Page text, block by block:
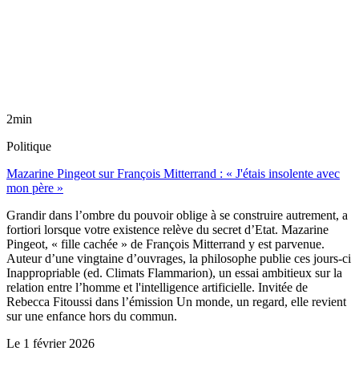
2min
Politique
Mazarine Pingeot sur François Mitterrand : « J'étais insolente avec
mon père »
Grandir dans l’ombre du pouvoir oblige à se construire autrement, a
fortiori lorsque votre existence relève du secret d’Etat. Mazarine
Pingeot, « fille cachée » de François Mitterrand y est parvenue.
Auteur d’une vingtaine d’ouvrages, la philosophe publie ces jours-ci
Inappropriable (ed. Climats Flammarion), un essai ambitieux sur la
relation entre l’homme et l'intelligence artificielle. Invitée de
Rebecca Fitoussi dans l’émission Un monde, un regard, elle revient
sur une enfance hors du commun.
Le 1 février 2026